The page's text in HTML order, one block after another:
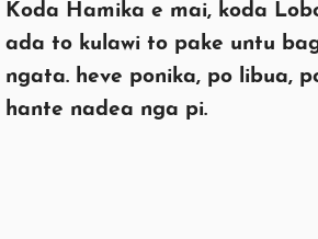
Koda Hamika e mai, koda
ada to kulawi to pake untu
ngata. heve ponika, po libua,
hante nadea nga pi.